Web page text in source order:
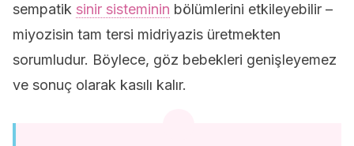
sempatik sinir sisteminin bölümlerini etkileyebilir –
miyozisin tam tersi midriyazis üretmekten
sorumludur. Böylece, göz bebekleri genişleyemez
ve sonuç olarak kasılı kalır.